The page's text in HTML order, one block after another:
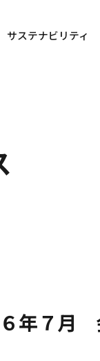
サステナビリティ
６年７月